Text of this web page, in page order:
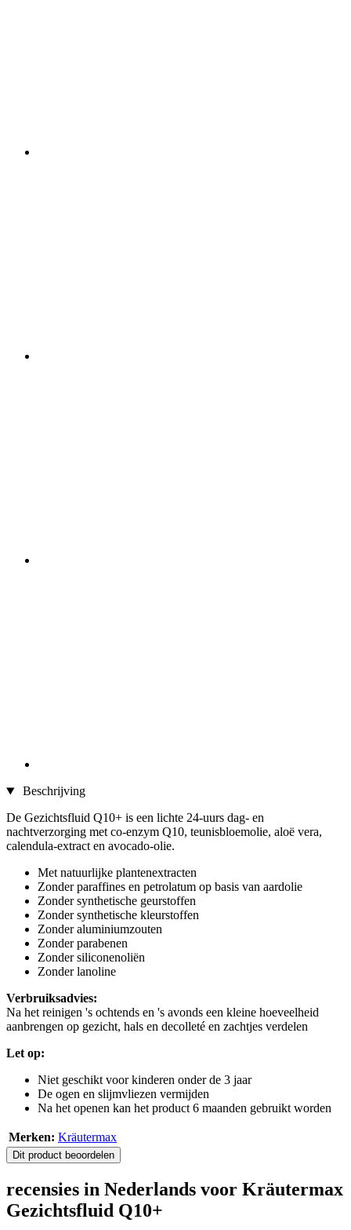
Beschrijving
De Gezichtsfluid Q10+ is een lichte 24-uurs dag- en
nachtverzorging met co-enzym Q10, teunisbloemolie, aloë vera,
calendula-extract en avocado-olie.
Met natuurlijke plantenextracten
Zonder paraffines en petrolatum op basis van aardolie
Zonder synthetische geurstoffen
Zonder synthetische kleurstoffen
Zonder aluminiumzouten
Zonder parabenen
Zonder siliconenoliën
Zonder lanoline
Verbruiksadvies:
Na het reinigen 's ochtends en 's avonds een kleine hoeveelheid
aanbrengen op gezicht, hals en decolleté en zachtjes verdelen
Let op:
Niet geschikt voor kinderen onder de 3 jaar
De ogen en slijmvliezen vermijden
Na het openen kan het product 6 maanden gebruikt worden
Merken: Kräutermax
Dit product beoordelen
recensies in Nederlands voor Kräutermax
Gezichtsfluid Q10+